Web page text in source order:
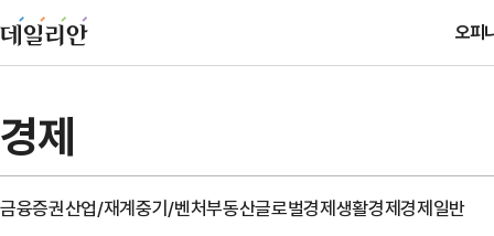
오피
경제
금융증권산업/재계중기/벤처부동산글로벌경제생활경제경제일반